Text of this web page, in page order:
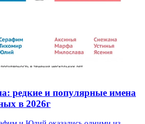
редкие и популярные имена
в 2026г